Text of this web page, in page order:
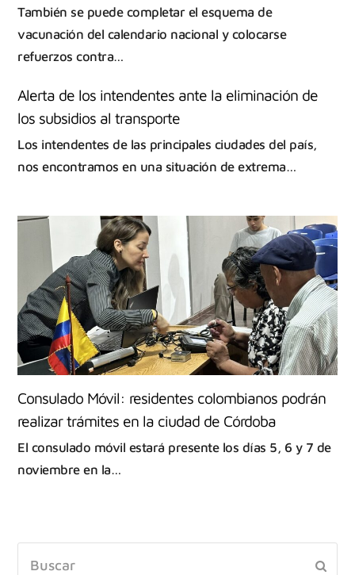
También se puede completar el esquema de
vacunación del calendario nacional y colocarse
refuerzos contra…
Alerta de los intendentes ante la eliminación de
los subsidios al transporte
Los intendentes de las principales ciudades del país,
nos encontramos en una situación de extrema…
Consulado Móvil: residentes colombianos podrán
realizar trámites en la ciudad de Córdoba
El consulado móvil estará presente los días 5, 6 y 7 de
noviembre en la…